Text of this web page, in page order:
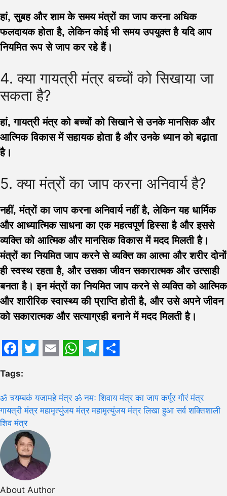
हां, सुबह और शाम के समय मंत्रों का जाप करना अधिक
फलदायक होता है, लेकिन कोई भी समय उपयुक्त है यदि आप
नियमित रूप से जाप कर रहे हैं।
4. क्या गायत्री मंत्र बच्चों को सिखाया जा
सकता है?
हां, गायत्री मंत्र को बच्चों को सिखाने से उनके मानसिक और
आत्मिक विकास में सहायक होता है और उनके ध्यान को बढ़ाता
है।
5. क्या मंत्रों का जाप करना अनिवार्य है?
नहीं, मंत्रों का जाप करना अनिवार्य नहीं है, लेकिन यह धार्मिक
और आध्यात्मिक साधना का एक महत्वपूर्ण हिस्सा है और इससे
व्यक्ति को आत्मिक और मानसिक विकास में मदद मिलती है।
मंत्रों का नियमित जाप करने से व्यक्ति का आत्मा और शरीर दोनों
ही स्वस्थ रहता है, और उसका जीवन सकारात्मक और उत्साही
बनता है। इन मंत्रों का नियमित जाप करने से व्यक्ति को आत्मिक
और शारीरिक स्वास्थ्य की प्राप्ति होती है, और उसे अपने जीवन
को सकारात्मक और सत्याग्रही बनाने में मदद मिलती है।
Tags:
ॐ त्र्यम्बकं यजामहे मंत्र ॐ नमः शिवाय मंत्र का जाप कर्पूर गौरं मंत्र
गायत्री मंत्र महामृत्युंजय मंत्र महामृत्युंजय मंत्र लिखा हुआ सर्व शक्तिशाली
शिव मंत्र
About Author